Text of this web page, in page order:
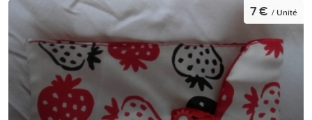
7 € / Unité